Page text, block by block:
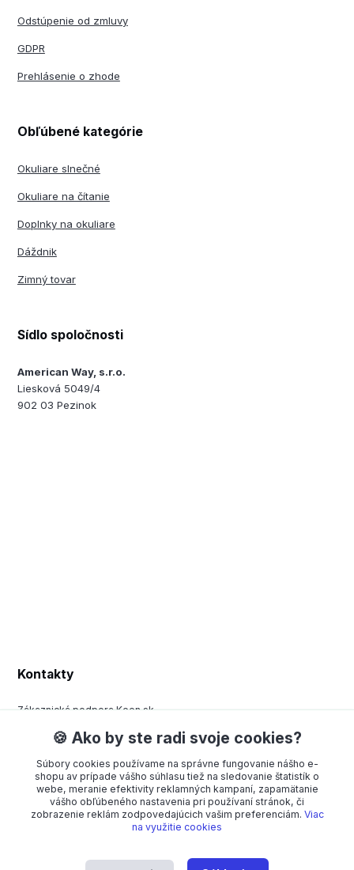
Odstúpenie od zmluvy
GDPR
Prehlásenie o zhode
Obľúbené kategórie
Okuliare slnečné
Okuliare na čítanie
Doplnky na okuliare
Dáždnik
Zimný tovar
Sídlo spoločnosti
American Way, s.r.o.
Liesková 5049/4
902 03 Pezinok
Kontakty
Zákaznická podpora Keen.sk
+420 377 443 970
(Po-Pá, 8-15 hod.)
order@americanway.sk
🍪 Ako by ste radi svoje cookies?
Súbory cookies používame na správne fungovanie nášho e-
shopu av prípade vášho súhlasu tiež na sledovanie štatistík o
webe, meranie efektivity reklamných kampaní, zapamätanie
vášho obľúbeného nastavenia pri používaní stránok, či
zobrazenie reklám zodpovedajúcich vašim preferenciám. Viac
na využitie cookies